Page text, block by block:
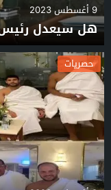
9 أغسطس 2023
هل سيعدل رئيس
حصريات